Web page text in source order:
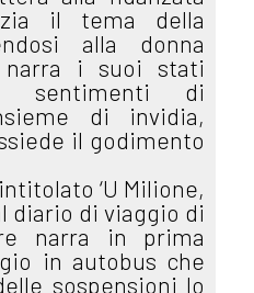
il tema della
alla donna
narra i suoi stati
sentimenti di
di invidia,
il godimento
‘U Milione,
diario di viaggio di
narra in prima
in autobus che
sospensioni lo